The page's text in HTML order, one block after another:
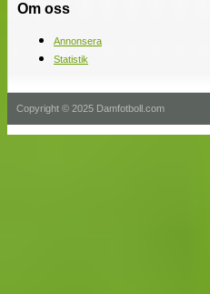
Om oss
Annonsera
Statistik
Copyright © 2025 Damfotboll.com